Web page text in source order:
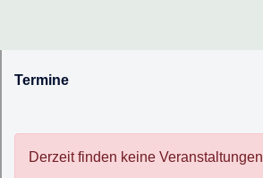
Termine
Derzeit finden keine